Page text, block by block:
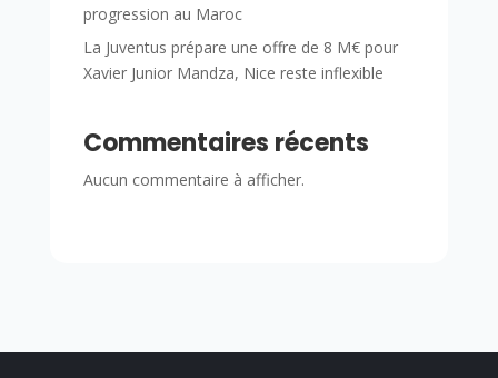
progression au Maroc
La Juventus prépare une offre de 8 M€ pour
Xavier Junior Mandza, Nice reste inflexible
Commentaires récents
Aucun commentaire à afficher.